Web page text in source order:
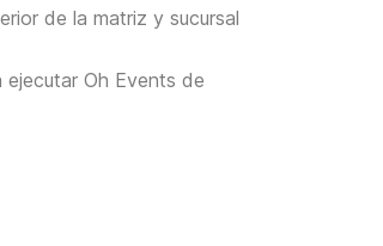
de la matriz y sucursal
Oh Events de